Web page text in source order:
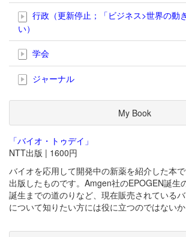
行政（更新停止；「ビジネス>世界の動
い）
学会
ジャーナル
My Book
「バイオ・トゥデイ」
NTT出版 | 1600円
バイオを応用して開発中の新薬を紹介した本
出版したものです。Amgen社のEPOGEN誕生
誕生までの道のりなど、現在販売されている
について知りたい方には役に立つのではないか